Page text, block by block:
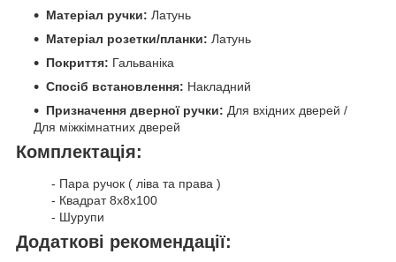
Матеріал ручки: Латунь
Матеріал розетки/планки: Латунь
Покриття: Гальваніка
Спосіб встановлення: Накладний
Призначення дверної ручки: Для вхідних дверей /
Для міжкімнатних дверей
Комплектація:
- Пара ручок ( ліва та права )
- Квадрат 8х8х100
- Шурупи
Додаткові рекомендації: